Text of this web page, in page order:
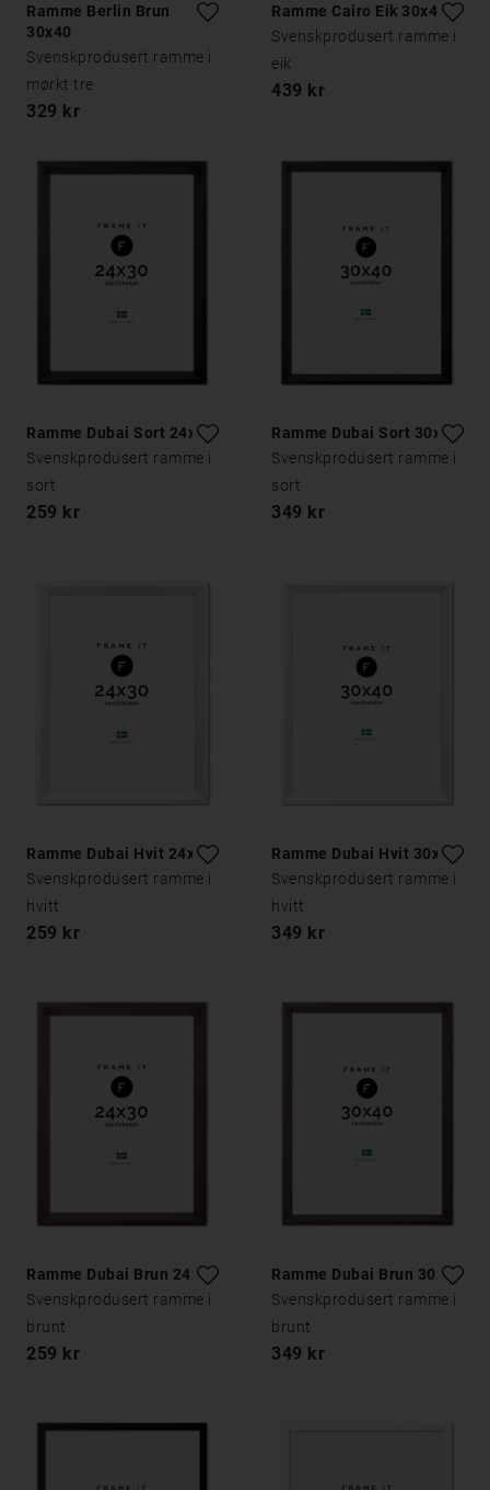
Ramme Berlin Brun
30x40
Svenskprodusert ramme i
mørkt tre
329 kr
Ramme Cairo Eik 30x40
Svenskprodusert ramme i
eik
439 kr
Ramme Dubai Sort 24x30
Svenskprodusert ramme i
sort
259 kr
Ramme Dubai Sort 30x40
Svenskprodusert ramme i
sort
349 kr
Ramme Dubai Hvit 24x30
Svenskprodusert ramme i
hvitt
259 kr
Ramme Dubai Hvit 30x40
Svenskprodusert ramme i
hvitt
349 kr
Ramme Dubai Brun 24x30
Svenskprodusert ramme i
brunt
259 kr
Ramme Dubai Brun 30x40
Svenskprodusert ramme i
brunt
349 kr